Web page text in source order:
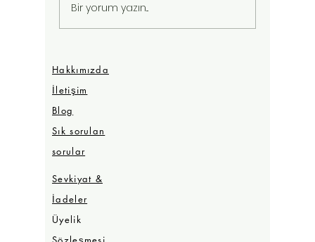
Bir yorum yazın...
Hakkımızda
İletişim
Blog
Sık sorulan
sorular
Sevkiyat &
İadeler
Üyelik